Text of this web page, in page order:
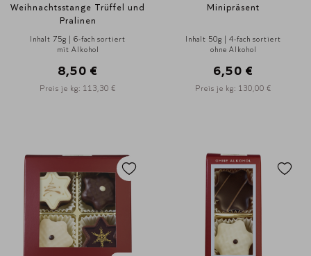
Weihnachtsstange Trüffel und
Pralinen
Inhalt 75g | 6-fach sortiert
mit Alkohol
8,50 €
Preis je kg: 113,30 €
Minipräsent
Inhalt 50g | 4-fach sortiert
ohne Alkohol
6,50 €
Preis je kg: 130,00 €